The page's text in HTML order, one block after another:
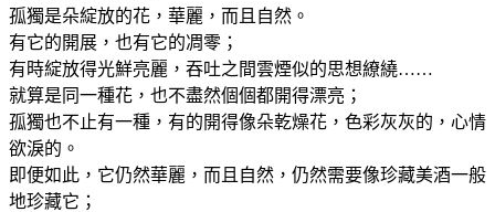
孤獨是朵綻放的花，華麗，而且自然。
有它的開展，也有它的凋零；
有時綻放得光鮮亮麗，吞吐之間雲煙似的思想繚繞……
就算是同一種花，也不盡然個個都開得漂亮；
孤獨也不止有一種，有的開得像朵乾燥花，色彩灰灰的，心情
欲淚的。
即便如此，它仍然華麗，而且自然，仍然需要像珍藏美酒一般
地珍藏它；